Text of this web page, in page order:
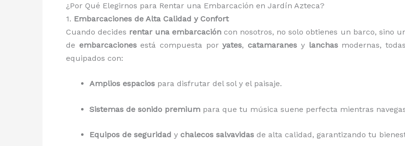
¿Por Qué Elegirnos para Rentar una Embarcación en Jardín Azteca?
1. Embarcaciones de Alta Calidad y Confort
Cuando decides rentar una embarcación con nosotros, no solo obtienes un barco, sino
de embarcacionesestá compuesta poryates,catamaranes y lanchasmodernas,
equipados con:
Amplios espacios para disfrutar del sol y el paisaje.
Sistemas de sonido premium para que tu música suene perfecta mientras
Equipos de seguridad y chalecos salvavidas de alta calidad, garantizando tu